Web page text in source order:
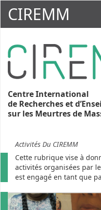
CIREMM
Centre International
de Recherches et
sur les Meurtres de
Activités Du CIREMM
Cette rubrique vise à
activités organisées par
est engagé en tant que